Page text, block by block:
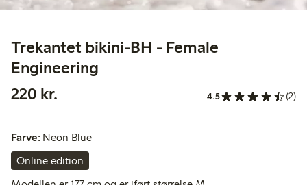
Trekantet bikini-BH - Female
Engineering
220 kr.
4.5 (2)
Farve: Neon Blue
Online edition